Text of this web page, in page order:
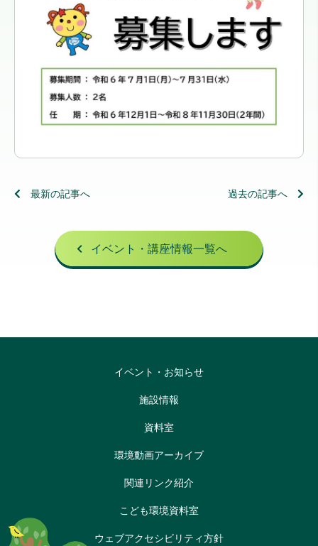
最新の記事へ 過去の記事へ
イベント・講座情報一覧へ
イベント・お知らせ
施設情報
資料室
環境動画アーカイブ
関連リンク紹介
こども環境資料室
ウェブアクセシビリティ方針